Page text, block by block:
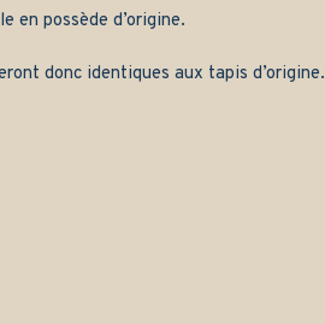
en possède d’origine.
donc identiques aux tapis d’origine.